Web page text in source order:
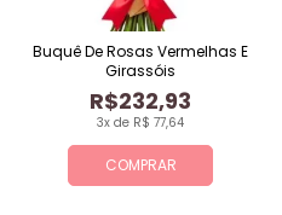
COMPRAR
3x de R$ 77,64
R$232,93
Buquê De Rosas Vermelhas E
Girassóis